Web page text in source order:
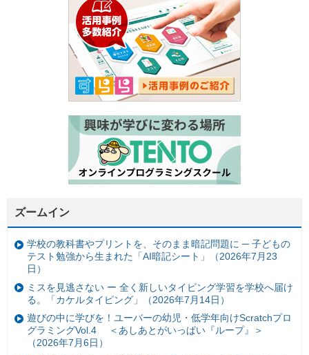
ズームイン
学校の教科書やプリントを、そのまま暗記問題に ─ 子どもの
テスト勉強から生まれた「AI暗記シート」（2026年7月23
日）
ミスを見逃さない ー 全く新しいタイピング学習を学校へ届け
る。「カケルタイピング」（2026年7月14日）
遊びの中に学びを！ユーバーの幼児・低学年向けScratchプロ
グラミングVol.4 ＜あしあとがいっぱい『ループ』＞
（2026年7月6日）